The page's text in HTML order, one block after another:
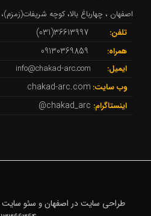
اصفهان ، چهارباغ بالا، کوچه
تلفن:
36613997(031)
همراه: 09130369859
ایمیل:
info@chakad-arc.com
وب سایت: chakad-arc.com
اینستاگرام: chakad_arc@
طراحی سایت در اصفهانو سئو سایت